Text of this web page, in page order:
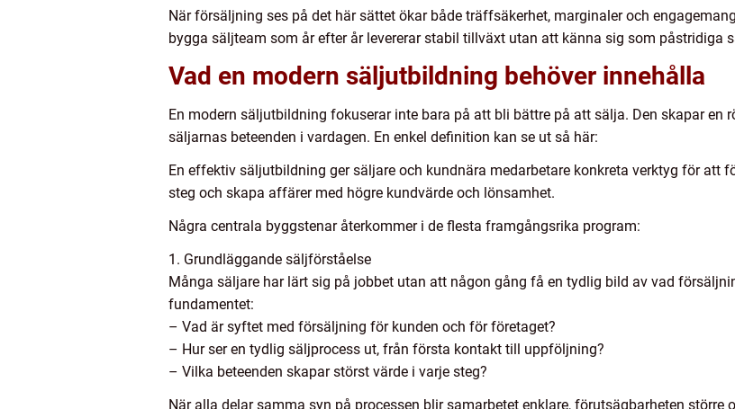
När försäljning ses på det här sättet ökar både träffsäkerhet, marginaler och
bygga säljteam som år efter år levererar stabil tillväxt utan att känna sig som påstridiga
Vad en modern säljutbildning behöver innehålla
En modern säljutbildning fokuserar inte bara på att bli bättre på att sälja. Den skapar en
säljarnas beteenden i vardagen. En enkel definition kan se ut så här:
En effektiv säljutbildning ger säljare och kundnära medarbetare konkreta verktyg för att
steg och skapa affärer med högre kundvärde och lönsamhet.
Några centrala byggstenar återkommer i de flesta framgångsrika program:
1. Grundläggande säljförståelse
Många säljare har lärt sig på jobbet utan att någon gång få en tydlig bild av vad
fundamentet:
– Vad är syftet med försäljning för kunden och för företaget?
– Hur ser en tydlig säljprocess ut, från första kontakt till uppföljning?
– Vilka beteenden skapar störst värde i varje steg?
När alla delar samma syn på processen blir samarbetet enklare, förutsägbarheten större